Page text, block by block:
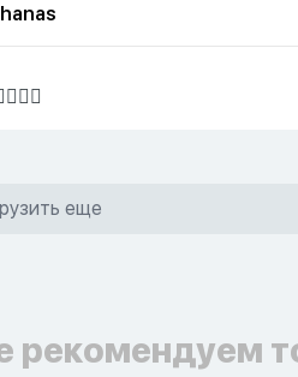
еще
рекомендуем